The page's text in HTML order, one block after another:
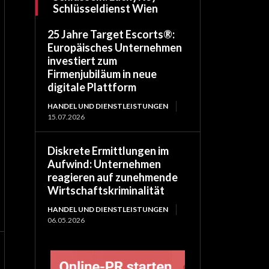
Schlüsseldienst Wien
25 Jahre Target Escorts®:
Europäisches Unternehmen
investiert zum
Firmenjubiläum in neue
digitale Plattform
HANDEL UND DIENSTLEISTUNGEN
15.07.2026
Diskrete Ermittlungen im
Aufwind: Unternehmen
reagieren auf zunehmende
Wirtschaftskriminalität
HANDEL UND DIENSTLEISTUNGEN
06.05.2026